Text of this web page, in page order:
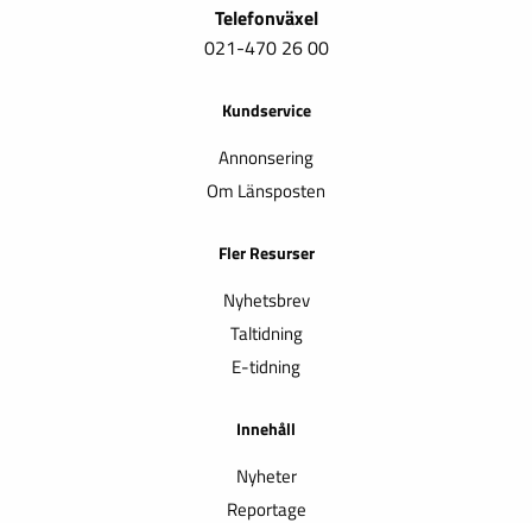
Telefonväxel
021-470 26 00
Kundservice
Annonsering
Om Länsposten
Fler Resurser
Nyhetsbrev
Taltidning
E-tidning
Innehåll
Nyheter
Reportage